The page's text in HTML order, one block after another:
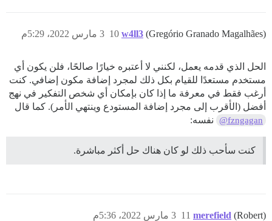
w4ll3 (Gregório Granado Magalhães) 3 مارس 2022، 5:29م 10
الحل الذي قدمه يعمل، لكنني لا أعتبره خيارًا صالحًا، فلن يكون أي
مستخدم مستعدًا للقيام بكل ذلك لمجرد إضافة مكون إضافي. كنت
أرغب فقط في معرفة ما إذا كان بإمكان أي شخص التفكير في نهج
أفضل (الأقرب إلى مجرد إضافة المستودع وينتهي الأمر). كما قال
@fzngagan نفسه:
كنت سأحب ذلك لو كان هناك حل أكثر مباشرة.
merefield (Robert) 3 مارس 2022، 5:36م 11